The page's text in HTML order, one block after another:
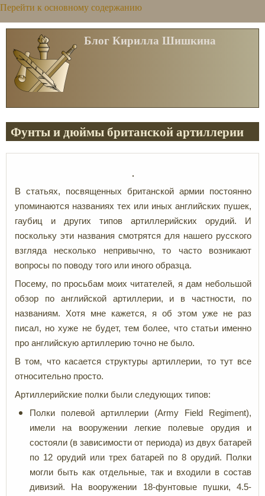
Перейти к основному содержанию
Блог Кирилла Шишкина
Фунты и дюймы британской артиллерии
В статьях, посвященных британской армии постоянно
упоминаются названиях тех или иных английских пушек,
гаубиц и других типов артиллерийских орудий. И
поскольку эти названия смотрятся для нашего русского
взгляда несколько непривычно, то часто возникают
вопросы по поводу того или иного образца.
Посему, по просьбам моих читателей, я дам небольшой
обзор по английской артиллерии, и в частности, по
названиям. Хотя мне кажется, я об этом уже не раз
писал, но хуже не будет, тем более, что статьи именно
про английскую артиллерию точно не было.
В том, что касается структуры артиллерии, то тут все
относительно просто.
Артиллерийские полки были следующих типов:
Полки полевой артиллерии (Army Field Regiment),
имели на вооружении легкие полевые орудия и
состояли (в зависимости от периода) из двух батарей
по 12 орудий или трех батарей по 8 орудий. Полки
могли быть как отдельные, так и входили в состав
дивизий. На вооружении 18-фунтовые пушки, 4.5-